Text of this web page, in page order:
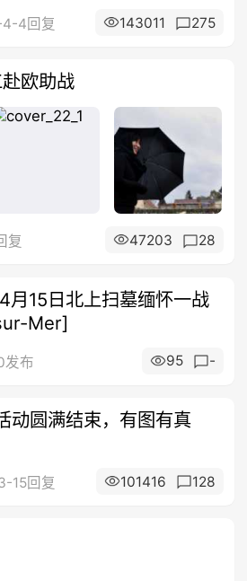
4回复 143011 275
赴欧助战
复 47203 28
月15日北上扫墓缅怀一战
Mer]
发布 95 -
动圆满结束，有图有真
15回复 101416 128